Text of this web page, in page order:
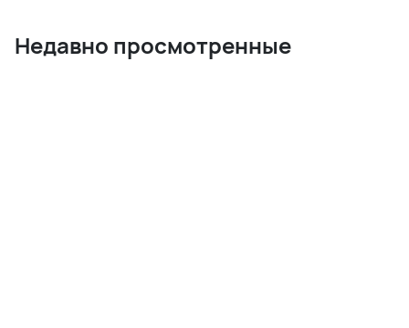
Недавно просмотренные